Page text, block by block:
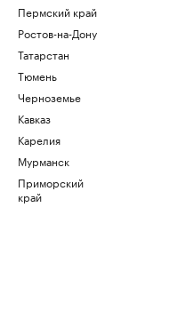
Пермский край
Ростов-на-Дону
Татарстан
Тюмень
Черноземье
Кавказ
Карелия
Мурманск
Приморский
край